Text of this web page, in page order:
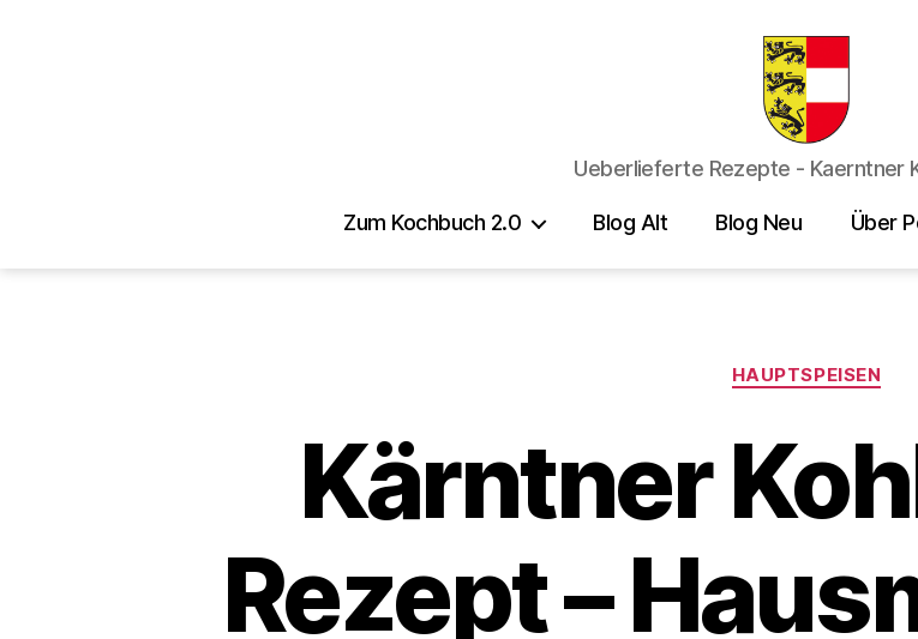
Kaerntner
Kueche
Ueberlieferte Rezepte - Kaerntner
Zum Kochbuch 2.0 Blog Alt Blog Neu Über
Kategorien
HAUPTSPEISEN
Kärntner
Rezept –